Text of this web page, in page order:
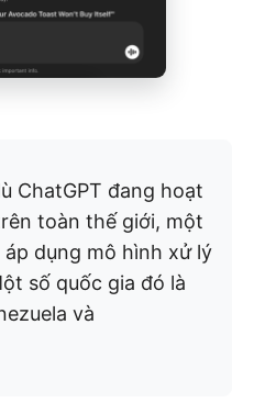
ChatGPT đang hoạt
toàn thế giới, một
dụng mô hình xử lý
số quốc gia đó là
và